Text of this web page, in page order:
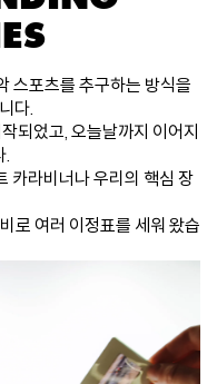
스포츠를 추구하는 방식을
다.
되었고, 오늘날까지 이어지
카라비너나 우리의 핵심 장
여러 이정표를 세워 왔습